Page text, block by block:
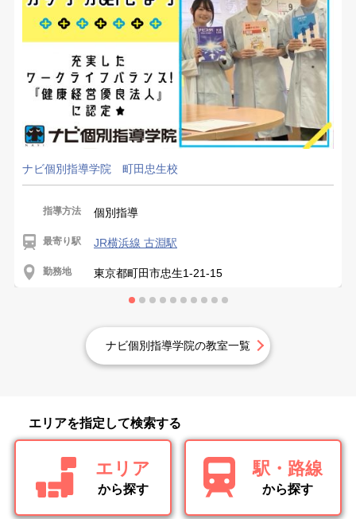
ナビ個別指導学院 町田忠生校
指導方法 個別指導
最寄り駅 JR横浜線 古淵駅
勤務地 東京都町田市忠生1-21-15
ナビ個別指導学院の教室一覧
エリアを指定して検索する
エリア
から探す
駅・路線
から探す